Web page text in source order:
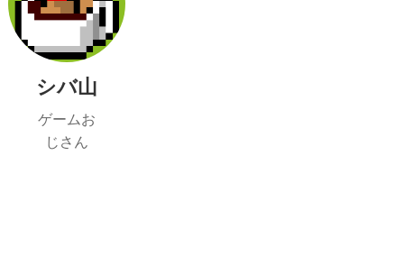
シバ山
ゲームお
じさん